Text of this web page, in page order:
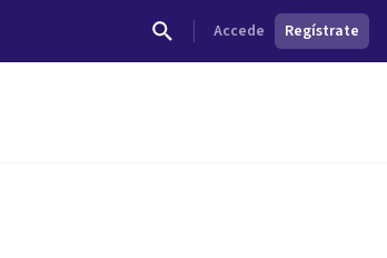
Accede Regístrate